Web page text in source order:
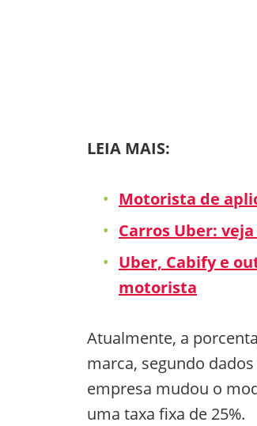
LEIA MAIS:
Motorista de
Carros Uber:
Uber, Cabify e
motorista
Atualmente, a
marca, segundo
empresa mudou o
uma taxa fixa de 25%.